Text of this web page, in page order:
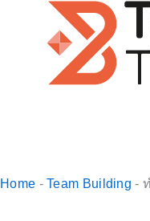
Home -Team Building -